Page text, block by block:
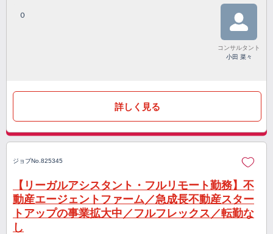
０
コンサルタント
小田 菜々
詳しく見る
ジョブNo.825345
【リーガルアシスタント・フルリモート勤務】不
動産エージェントファーム／急成長不動産スター
トアップの事業拡大中／フルフレックス／転勤な
し